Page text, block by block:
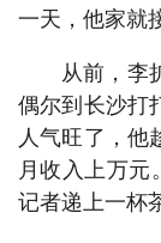
一天，他家就
从前，李
偶尔到长沙打
人气旺了，他
月收入上万元
记者递上一杯